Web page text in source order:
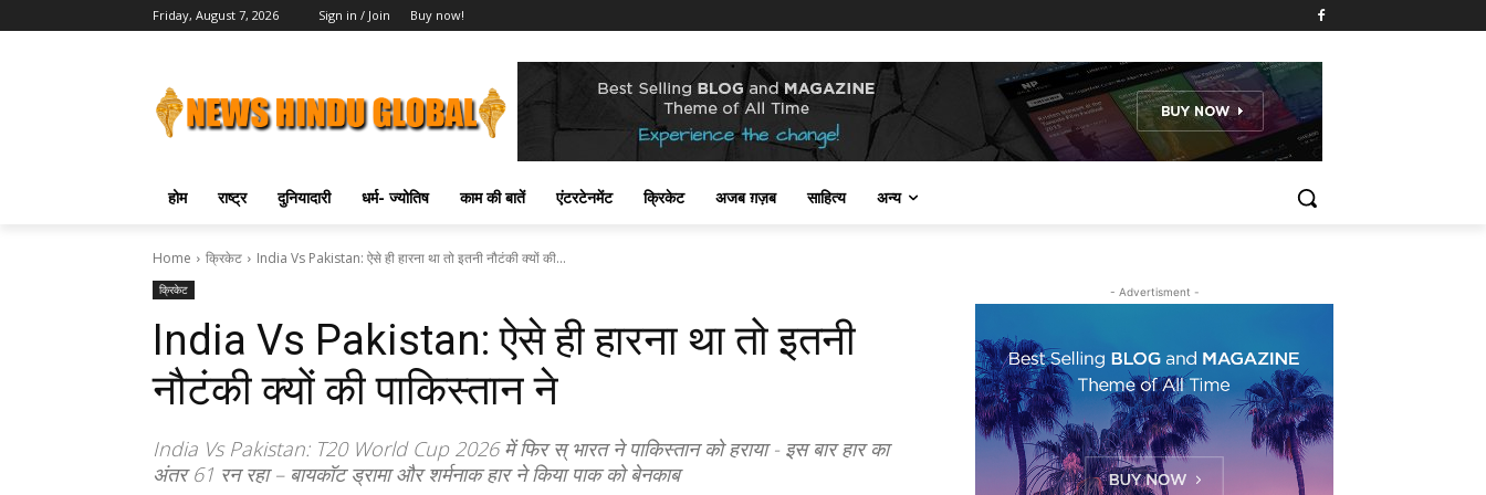
Friday, August 7, 2026 Sign in / Join Buy now!
होम राष्ट्र दुनियादारी धर्म- ज्योतिष काम की बातें एंटरटेनमेंट क्रिकेट अजब ग़ज़ब साहित्य अन्य
Home क्रिकेट India Vs Pakistan: ऐसे ही हारना था तो इतनी नौटंकी क्यों की...
क्रिकेट
India Vs Pakistan: ऐसे ही हारना था तो इतनी
नौटंकी क्यों की पाकिस्तान ने
India Vs Pakistan: T20 World Cup 2026 में फिर स् भारत ने पाकिस्तान को हराया - इस बार हार का
अंतर 61 रन रहा – बायकॉट ड्रामा और शर्मनाक हार ने किया पाक को बेनकाब
- Advertisment -